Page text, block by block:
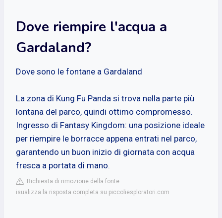
Dove riempire l'acqua a
Gardaland?
Dove sono le fontane a Gardaland
La zona di Kung Fu Panda si trova nella parte più
lontana del parco, quindi ottimo compromesso.
Ingresso di Fantasy Kingdom: una posizione ideale
per riempire le borracce appena entrati nel parco,
garantendo un buon inizio di giornata con acqua
fresca a portata di mano.
Richiesta di rimozione della fonte
isualizza la risposta completa su piccoliesploratori.com